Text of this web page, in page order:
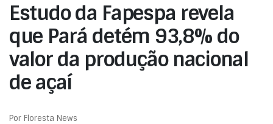
Estudo da Fapespa revela
que Pará detém 93,8% do
valor da produção nacional
de açaí
Por Floresta News